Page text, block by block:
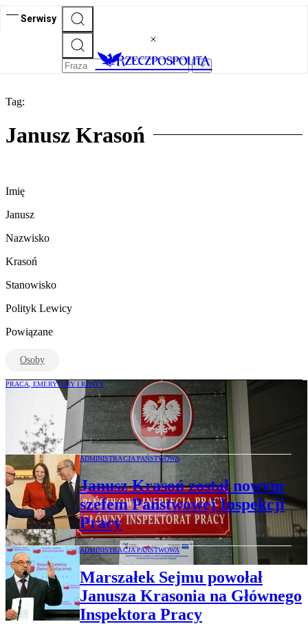
Serwisy
Tag:
Janusz Krasoń
Imię
Janusz
Nazwisko
Krasoń
Stanowisko
Polityk Lewicy
Powiązane
Osoby
PRACA, EMERYTURY I RENTY
Janusz Krasoń: Kontroli PIP powinna się
bać wąska grupa przedsiębiorców
ADMINISTRACJA PAŃSTWOWA
Janusz Krasoń został nowym
szefem Państwowej Inspekcji
Pracy
ADMINISTRACJA PAŃSTWOWA
Marszałek Sejmu powołał
Janusza Krasonia na Głównego
Inspektora Pracy